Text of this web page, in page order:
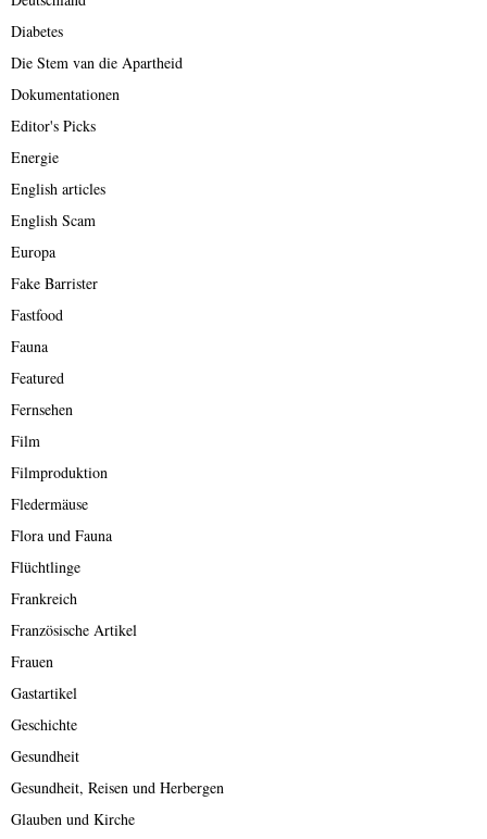
Diabetes
Die Stem van die Apartheid
Dokumentationen
Editor's Picks
Energie
English articles
English Scam
Europa
Fake Barrister
Fastfood
Fauna
Featured
Fernsehen
Film
Filmproduktion
Fledermäuse
Flora und Fauna
Flüchtlinge
Frankreich
Französische Artikel
Frauen
Gastartikel
Geschichte
Gesundheit
Gesundheit, Reisen und Herbergen
Glauben und Kirche